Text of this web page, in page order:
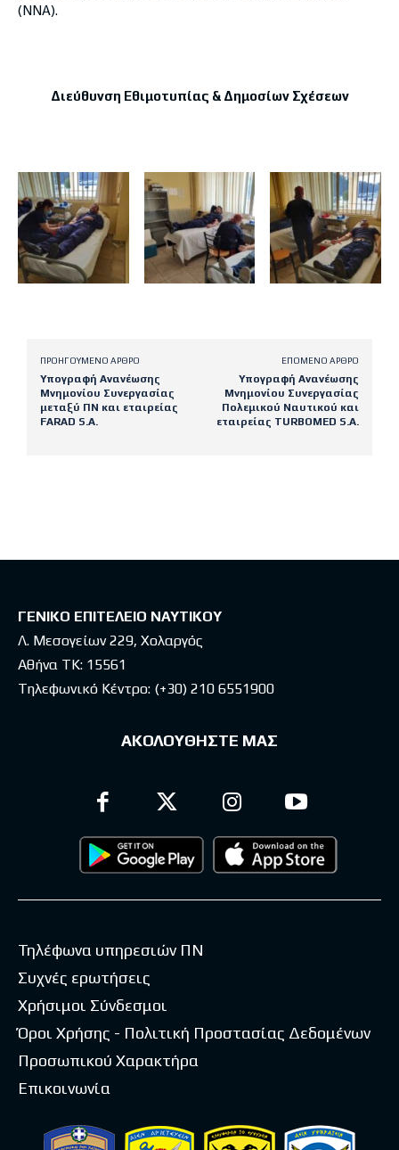
(ΝΝΑ).
Διεύθυνση Εθιμοτυπίας & Δημοσίων Σχέσεων
ΠΡΟΗΓΟΎΜΕΝΟ ΆΡΘΡΟ
Υπογραφή Ανανέωσης
Μνημονίου Συνεργασίας
μεταξύ ΠΝ και εταιρείας
FARAD S.A.
ΕΠΌΜΕΝΟ ΆΡΘΡΟ
Υπογραφή Ανανέωσης
Μνημονίου Συνεργασίας
Πολεμικού Ναυτικού και
εταιρείας TURBOMED S.A.
ΓΕΝΙΚΟ ΕΠΙΤΕΛΕΙΟ ΝΑΥΤΙΚΟΥ
Λ. Μεσογείων 229, Χολαργός
Αθήνα ΤΚ: 15561
Τηλεφωνικό Κέντρο: (+30) 210 6551900
ΑΚΟΛΟΥΘΗΣΤΕ ΜΑΣ
Τηλέφωνα υπηρεσιών ΠΝ
Συχνές ερωτήσεις
Χρήσιμοι Σύνδεσμοι
Όροι Χρήσης - Πολιτική Προστασίας Δεδομένων
Προσωπικού Χαρακτήρα
Επικοινωνία